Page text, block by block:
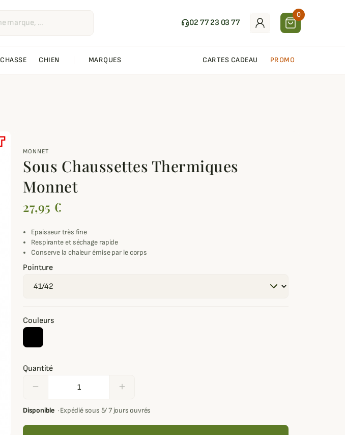
02 77 23 03 77
0
CHASSE CHIEN MARQUES CARTES CADEAU PROMO
MONNET
Sous Chaussettes Thermiques
Monnet
27,95 €
Epaisseur très fine
Respirante et séchage rapide
Conserve la chaleur émise par le corps
Pointure
Couleurs
Quantité
remove add
Disponible ·Expédié sous 5/ 7 jours ouvrés